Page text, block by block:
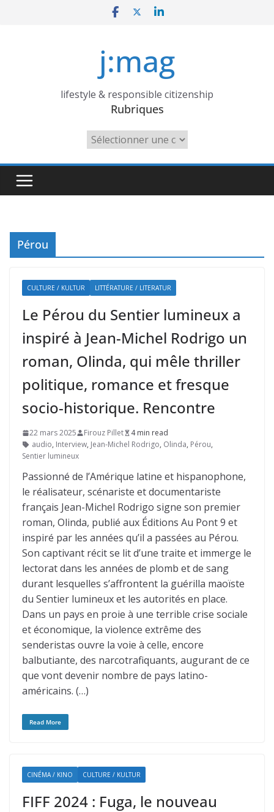
j:mag
lifestyle & responsible citizenship
Rubriques
Rubriques
Pérou
CULTURE / KULTUR LITTÉRATURE / LITERATUR
Le Pérou du Sentier lumineux a
inspiré à Jean-Michel Rodrigo un
roman, Olinda, qui mêle thriller
politique, romance et fresque
socio-historique. Rencontre
22 mars 2025 Firouz Pillet
4 min read
audio, Interview, Jean-Michel Rodrigo, Olinda, Pérou,
Sentier lumineux
Passionné de l’Amérique latine et hispanophone,
le réalisateur, scénariste et documentariste
français Jean-Michel Rodrigo signe son premier
roman, Olinda, publié aux Éditions Au Pont 9 et
inspiré par les années qu’il a passées au Pérou.
Son captivant récit se lit d’une traite et immerge le
lectorat dans les années de plomb et de sang
durant lesquelles s’affrontent la guérilla maoïste
du Sentier lumineux et les autorités en place.
Dans un pays en proie à une terrible crise sociale
et économique, la violence extrême des
senderistas ouvre la voie à celle, encore
balbutiante, des narcotrafiquants, augurant de ce
que vont devenir nombre de pays latino-
américains. (…)
Read More
CINÉMA / KINO CULTURE / KULTUR
FIFF 2024 : Fuga, le nouveau